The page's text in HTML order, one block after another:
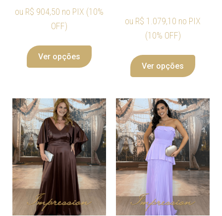
ou R$ 904,50 no PIX (10%
OFF)
Ver opções
ou R$ 1.079,10 no PIX
(10% OFF)
Ver opções